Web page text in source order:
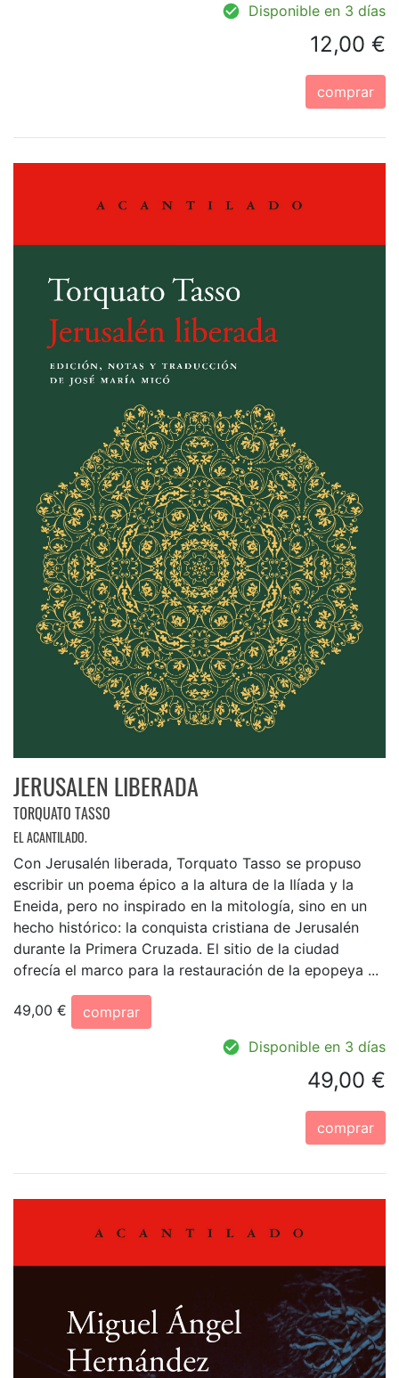
Disponible en 3 días
12,00 €
comprar
JERUSALEN LIBERADA
TORQUATO TASSO
EL ACANTILADO.
Con Jerusalén liberada, Torquato Tasso se propuso
escribir un poema épico a la altura de la Ilíada y la
Eneida, pero no inspirado en la mitología, sino en un
hecho histórico: la conquista cristiana de Jerusalén
durante la Primera Cruzada. El sitio de la ciudad
ofrecía el marco para la restauración de la epopeya ...
49,00 €
comprar
Disponible en 3 días
49,00 €
comprar